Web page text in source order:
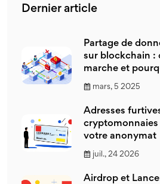
Dernier article
Partage de
sur blockchain :
marche et
mars, 5 2025
Adresses
votre anonymat
juil., 24 2026
Airdrop et